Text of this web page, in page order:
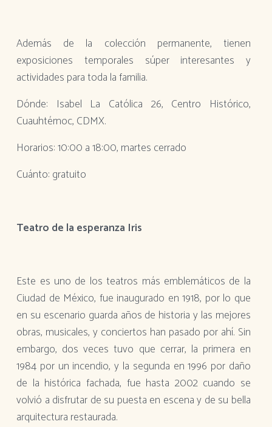
Además de la colección permanente, tienen
exposiciones temporales súper interesantes y
actividades para toda la familia.
Dónde: Isabel La Católica 26, Centro Histórico,
Cuauhtémoc, CDMX.
Horarios: 10:00 a 18:00, martes cerrado
Cuánto: gratuito
Teatro de la esperanza Iris
Este es uno de los teatros más emblemáticos de la
Ciudad de México, fue inaugurado en 1918, por lo que
en su escenario guarda años de historia y las mejores
obras, musicales, y conciertos han pasado por ahí. Sin
embargo, dos veces tuvo que cerrar, la primera en
1984 por un incendio, y la segunda en 1996 por daño
de la histórica fachada, fue hasta 2002 cuando se
volvió a disfrutar de su puesta en escena y de su bella
arquitectura restaurada.